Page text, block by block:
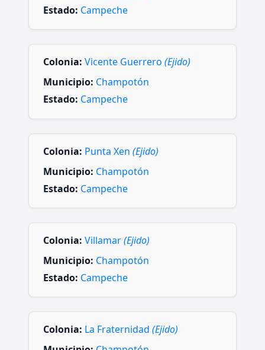
Estado: Campeche
Colonia: Vicente Guerrero (Ejido)
Municipio: Champotón
Estado: Campeche
Colonia: Punta Xen (Ejido)
Municipio: Champotón
Estado: Campeche
Colonia: Villamar(Ejido)
Municipio: Champotón
Estado: Campeche
Colonia: La Fraternidad (Ejido)